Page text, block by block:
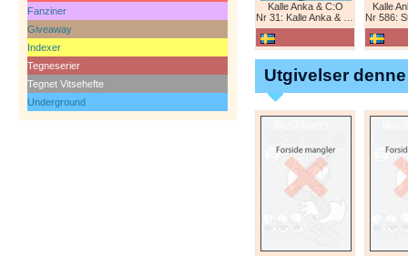
Fanziner
Giveaway
Indexer
Tegneserier
Tegnet Vitsehefte
Underground
Kalle Anka & C:O
Nr 31: Kalle Anka & C:O
Kalle
Nr 586:
Utgivelser